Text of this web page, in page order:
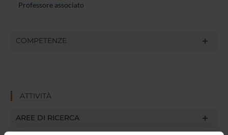
Professore associato
COMPETENZE
ATTIVITÀ
AREE DI RICERCA